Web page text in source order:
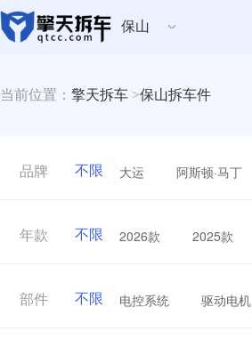
保山
当前位置： 擎天拆车 >保山拆车件
品牌 不限 大运 阿斯顿·马丁
年款 不限 2026款 2025款
部件 不限 电控系统 驱动电机